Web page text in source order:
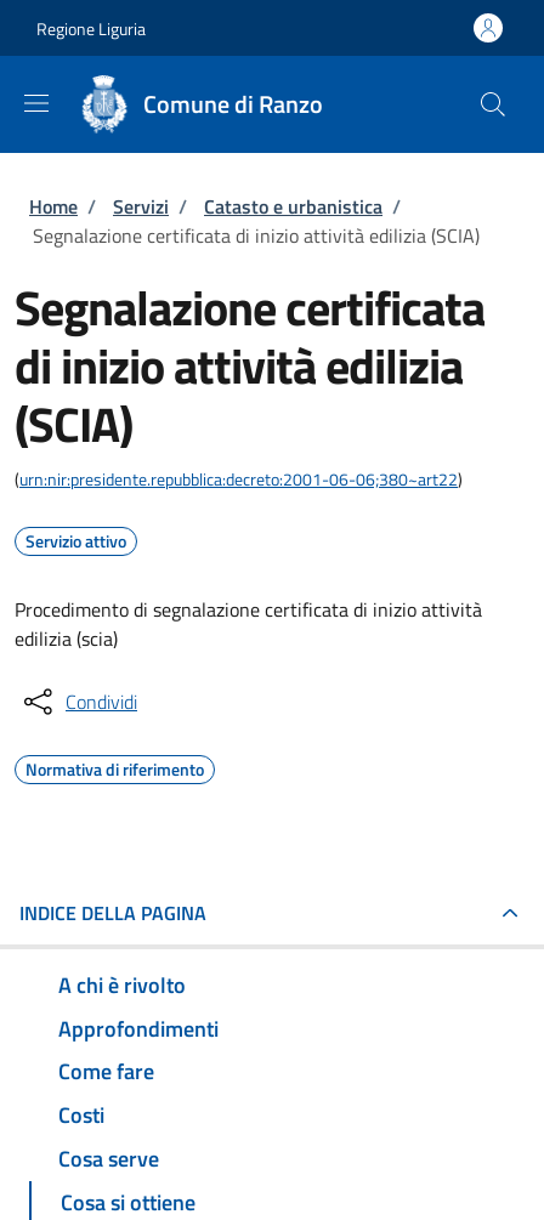
Regione Liguria
Comune di Ranzo
Briciole di pane
Home / Servizi / Catasto e urbanistica /
Segnalazione certificata di inizio attività edilizia (SCIA)
Segnalazione certificata
di inizio attività edilizia
(SCIA)
(urn:nir:presidente.repubblica:decreto:2001-06-06;380~art22)
Servizio attivo
Procedimento di segnalazione certificata di inizio attività
edilizia (scia)
Condividi
Normativa di riferimento
INDICE DELLA PAGINA
A chi è rivolto
Approfondimenti
Come fare
Costi
Cosa serve
Cosa si ottiene